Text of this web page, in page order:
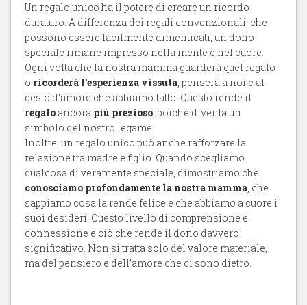
Un regalo unico ha il potere di creare un ricordo
duraturo. A differenza dei regali convenzionali, che
possono essere facilmente dimenticati, un dono
speciale rimane impresso nella mente e nel cuore.
Ogni volta che la nostra mamma guarderà quel regalo
o ricorderà l’esperienza vissuta, penserà a noi e al
gesto d’amore che abbiamo fatto. Questo rende il
regalo ancora più prezioso, poiché diventa un
simbolo del nostro legame.
Inoltre, un regalo unico può anche rafforzare la
relazione tra madre e figlio. Quando scegliamo
qualcosa di veramente speciale, dimostriamo che
conosciamo profondamente la nostra mamma, che
sappiamo cosa la rende felice e che abbiamo a cuore i
suoi desideri. Questo livello di comprensione e
connessione è ciò che rende il dono davvero
significativo. Non si tratta solo del valore materiale,
ma del pensiero e dell’amore che ci sono dietro.